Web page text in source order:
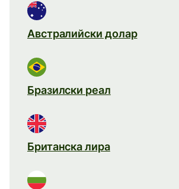
Австралийски долар
Бразилски реал
Британска лира